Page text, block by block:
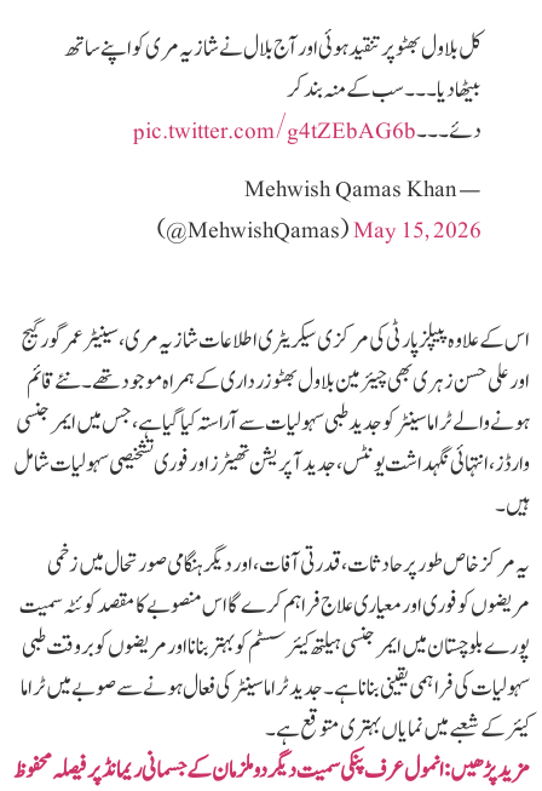
کل بلاول بھٹو پر تنقید ہوئی اور آج بلال نے شازیہ مری کو اپنے ساتھ
بیٹھا دیا۔۔۔ سب کے منہ بند کر
دئے۔۔۔pic.twitter.com/g4tZEbAG6b
— Mehwish Qamas Khan
(@MehwishQamas)May 15, 2026
اس کے علاوہ پیپلزپارٹی کی مرکزی سیکریٹری اطلاعات شازیہ مری، سینیٹر عمر گورگیج
اور علی حسن زہری بھی چیئرمین بلاول بھٹو زرداری کے ہمراہ موجود تھے۔ نئے قائم
ہونے والے ٹراما سینٹر کو جدید طبی سہولیات سے آراستہ کیا گیا ہے، جس میں ایمرجنسی
وارڈز، انتہائی نگہداشت یونٹس، جدید آپریشن تھیٹرز اور فوری تشخیصی سہولیات شامل
ہیں۔
یہ مرکز خاص طور پر حادثات، قدرتی آفات، اور دیگر ہنگامی صورتحال میں زخمی
مریضوں کو فوری اور معیاری علاج فراہم کرے گا اس منصوبے کا مقصد کوئٹہ سمیت
پورے بلوچستان میں ایمرجنسی ہیلتھ کیئر سسٹم کو بہتر بنانا اور مریضوں کو بروقت طبی
سہولیات کی فراہمی یقینی بنانا ہے۔جدید ٹراما سینٹر کی فعال ہونے سے صوبے میں ٹراما
کیئر کے شعبے میں نمایاں بہتری متوقع ہے۔
مزید پڑھیں: انمول عرف پنکی سمیت دیگر دو ملزمان کے جسمانی ریمانڈ پر فیصلہ محفوظ